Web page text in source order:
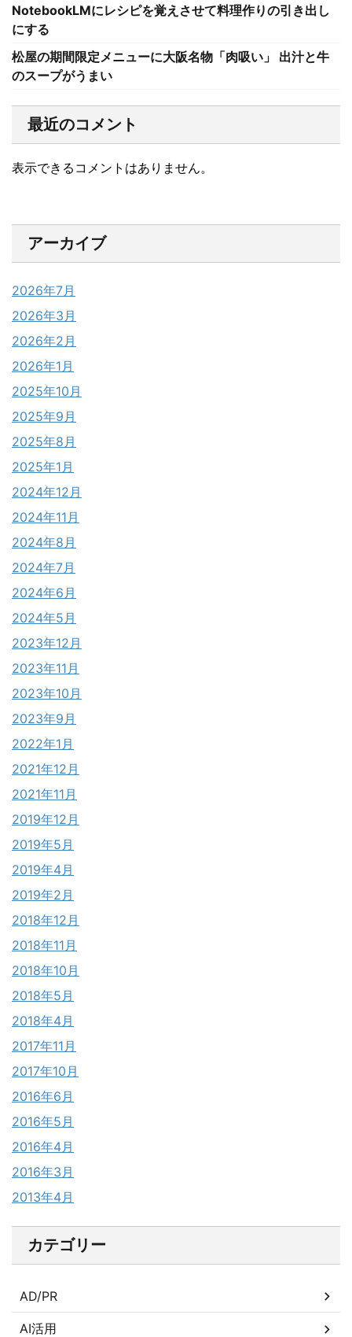
NotebookLMにレシピを覚えさせて料理作りの引き出し
にする
松屋の期間限定メニューに大阪名物「肉吸い」 出汁と牛
のスープがうまい
最近のコメント
表示できるコメントはありません。
アーカイブ
2026年7月
2026年3月
2026年2月
2026年1月
2025年10月
2025年9月
2025年8月
2025年1月
2024年12月
2024年11月
2024年8月
2024年7月
2024年6月
2024年5月
2023年12月
2023年11月
2023年10月
2023年9月
2022年1月
2021年12月
2021年11月
2019年12月
2019年5月
2019年4月
2019年2月
2018年12月
2018年11月
2018年10月
2018年5月
2018年4月
2017年11月
2017年10月
2016年6月
2016年5月
2016年4月
2016年3月
2013年4月
カテゴリー
AD/PR
AI活用